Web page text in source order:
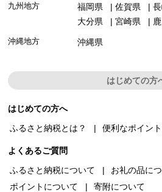
九州地方 福岡県 佐賀県
大分県
宮崎県
沖縄地方 沖縄県
はじめての方
はじめての方へ
ふるさと納税とは？
便利なポイント
よくあるご質問
ふるさと納税について
お礼の品に
ポイントについて
寄附について